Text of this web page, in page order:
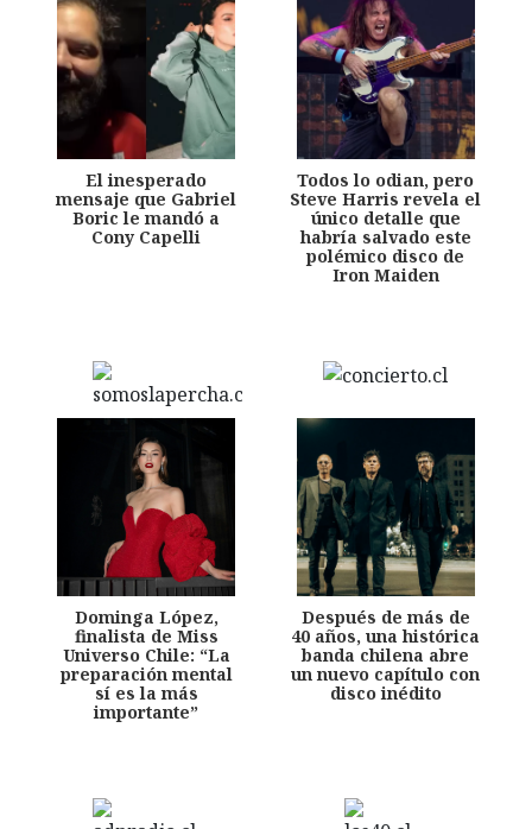
El inesperado
mensaje que Gabriel
Boric le mandó a
Cony Capelli
Todos lo odian, pero
Steve Harris revela el
único detalle que
habría salvado este
polémico disco de
Iron Maiden
Dominga López,
finalista de Miss
Universo Chile: “La
preparación mental
sí es la más
importante”
Después de más de
40 años, una histórica
banda chilena abre
un nuevo capítulo con
disco inédito